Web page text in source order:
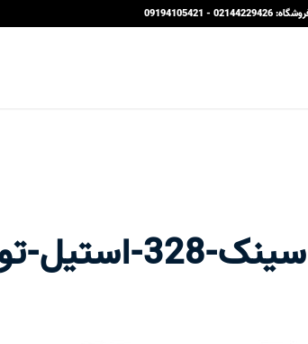
سینک-328-استیل-توکار-اخوان